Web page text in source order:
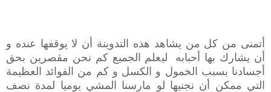
أتمنى من كل من يشاهد هذه التدوينة أن لا يوقفها عنده و
أن يشارك بها أحبابه ليعلم الجميع كم نحن مقصرين بحق
أجسادنا بسبب الخمول و الكسل و كم من الفوائد العظيمة
التي ممكن أن نجنيها لو مارسنا المشي يوميا لمدة نصف